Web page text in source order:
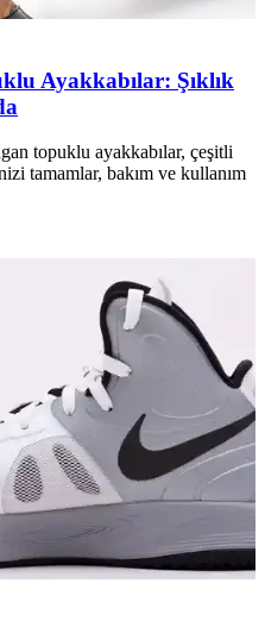
Ayakkabılar: Şıklık
topuklu ayakkabılar, çeşitli
tamamlar, bakım ve kullanım